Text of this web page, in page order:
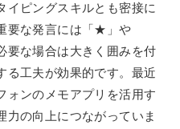
イピングスキルとも密接に
要な発言には「★」や
要な場合は大きく囲みを付
る工夫が効果的です。最近
ォンのメモアプリを活用す
力の向上につながっていま